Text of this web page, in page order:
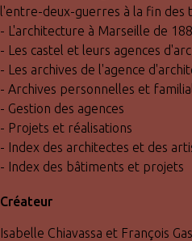
l'entre-deux-guerres à la fin des
- L'architecture à Marseille de
- Les castel et leurs agences
- Les archives de l'agence
- Archives personnelles et
- Gestion des agences
- Projets et réalisations
- Index des architectes et des
- Index des bâtiments et projets
Créateur
Isabelle Chiavassa et François